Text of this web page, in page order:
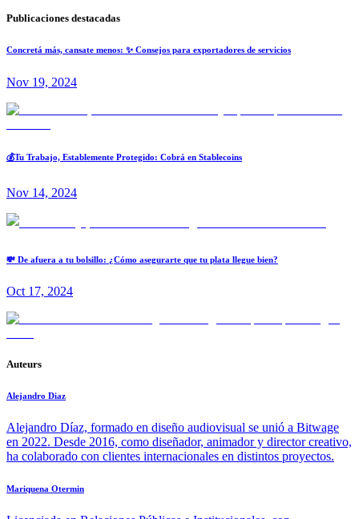
Publicaciones destacadas
Concretá más, cansate menos: ✨ Consejos para exportadores de servicios
Nov 19, 2024
💰Tu Trabajo, Establemente Protegido: Cobrá en Stablecoins
Nov 14, 2024
💸 De afuera a tu bolsillo: ¿Cómo asegurarte que tu plata llegue bien?
Oct 17, 2024
Auteurs
Alejandro Diaz
Alejandro Díaz, formado en diseño audiovisual se unió a Bitwage
en 2022. Desde 2016, como diseñador, animador y director creativo,
ha colaborado con clientes internacionales en distintos proyectos.
Mariquena Otermin